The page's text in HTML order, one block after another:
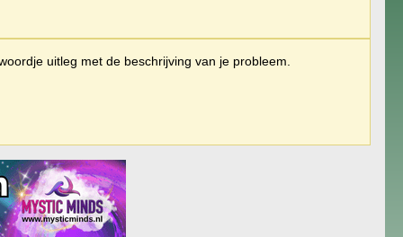
uitleg met de beschrijving van je probleem.